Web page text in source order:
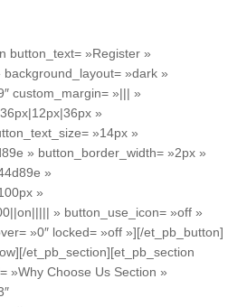
button_text= »Register »
»dark »
custom_margin= »||| »
»
»14px »
» button_border_width= »2px »
»
»
» button_use_icon= »off »
»0″ locked= »off »][/et_pb_button]
et_pb_section][et_pb_section
»Why Choose Us Section »